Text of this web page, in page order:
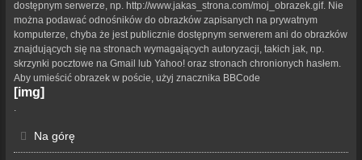
dostępnym serwerze, np. http://www.jakas_strona.com/moj_obrazek.gif. Nie
można podawać odnośników do obrazków zapisanych na prywatnym
komputerze, chyba że jest publicznie dostępnym serwerem ani do obrazków
znajdujących się na stronach wymagających autoryzacji, takich jak, np.
skrzynki pocztowe na Gmail lub Yahoo! oraz stronach chronionych hasłem.
Aby umieścić obrazek w poście, użyj znacznika BBCode
[img]
Na górę